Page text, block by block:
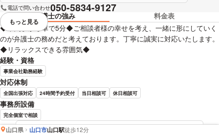
電話で問い合わせ050-5834-9127
弁護士の強み
料金表
◆下関駅から車で5分◆ご相談者様の幸せを考え、一緒に形にしていく
のが弁護士の務めだと考えております。丁寧に誠実に対応いたします。
◆リラックスできる雰囲気◆
経験・資格
事業会社勤務経験
対応体制
全国出張対応 24時間予約受付 当日相談可 休日相談可
事務所設備
完全個室で相談
視覚的に省略されている要素を
もっと見る
山口県 山口市山口駅徒歩12分